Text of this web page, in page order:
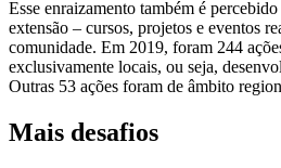
Esse enraizamento também é
extensão – cursos, projetos e eventos
comunidade. Em 2019, foram 244
exclusivamente locais, ou seja,
Outras 53 ações foram de âmbito
Mais desafios